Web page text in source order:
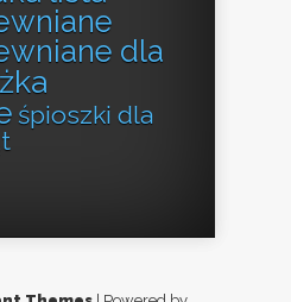
dla
śpioszki dla